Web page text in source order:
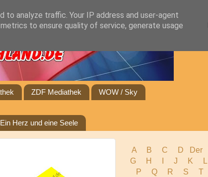
ZDF Mediathek WOW / Sky
Ein Herz und eine Seele
A B C D Der
G
H I J K L
P Q
R S T
analyze traffic. Your IP address and user-agent
to ensure quality of service, generate usage